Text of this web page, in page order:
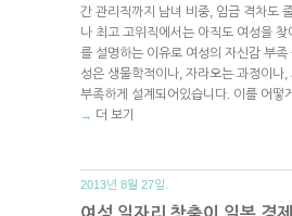
간 관리직까지 남녀 비중, 임금 격차도
나 최고 고위직에서는 아직도 여성을 찾
를 설명하는 이유로 여성의 자신감 부족
성은 생물학적이나, 자라오는 과정이나,
부족하게 설계되어있습니다. 이를 어떻
→ 더 보기
2013년 8월 27일.